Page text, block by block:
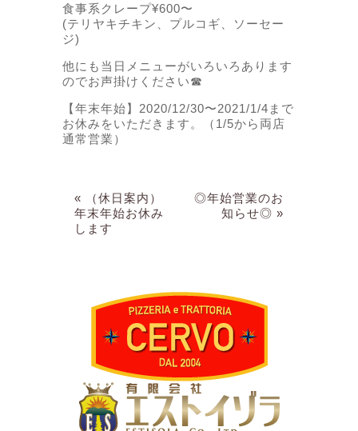
食事系クレープ¥600〜
(テリヤキチキン、プルコギ、ソーセー
ジ)
他にも当日メニューがいろいろあります
のでお声掛けください☎︎
【年末年始】2020/12/30〜2021/1/4まで
お休みをいただきます。（1/5から両店
通常営業）
« （休日案内）
年末年始お休み
します
◎年始営業のお
知らせ◎ »